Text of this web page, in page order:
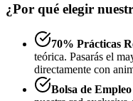
¿Por qué elegir
70% Prácticas
teórica. Pasarás el
directamente con
Bolsa de